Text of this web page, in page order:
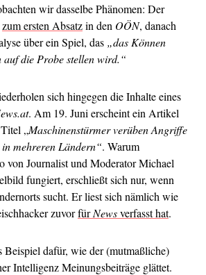
wir dasselbe Phänomen: Der
zum ersten Absatzin den OÖN, danach
über ein Spiel, das „das Können
auf die Probe stellen wird.“
sich hingegen die Inhalte eines
. Am 19. Juni erscheint ein Artikel
„Maschinenstürmer verüben Angriffe
mehreren Ländern“. Warum
von Journalist und Moderator Michael
fungiert, erschließt sich nur, wenn
sucht. Er liest sich nämlich wie
zuvorfürNewsverfasst hat.
Beispiel dafür, wie der (mutmaßliche)
Intelligenz Meinungsbeiträge glättet.